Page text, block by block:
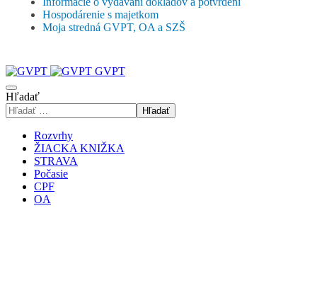
Hospodárenie s majetkom
Moja stredná GVPT, OA a SZŠ
GVPT
Hľadať
Hľadať
Rozvrhy
ŽIACKA KNIŽKA
STRAVA
Počasie
CPF
OA